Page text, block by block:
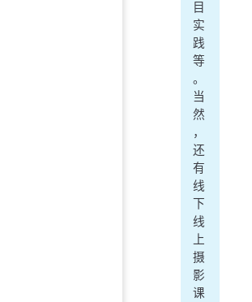
目
实
践
等
。
当
然
，
还
有
线
下
线
上
摄
影
课